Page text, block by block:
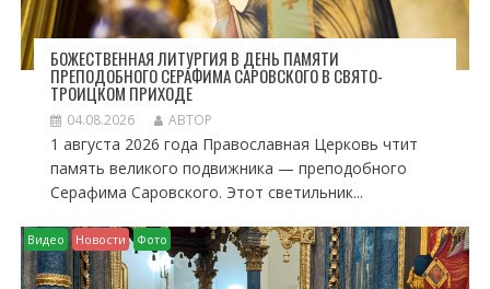
БОЖЕСТВЕННАЯ ЛИТУРГИЯ В ДЕНЬ ПАМЯТИ
ПРЕПОДОБНОГО СЕРАФИМА САРОВСКОГО В СВЯТО-
ТРОИЦКОМ ПРИХОДЕ
04.08.2026 АВТОР
1 августа 2026 года Православная Церковь чтит
память великого подвижника — преподобного
Серафима Саровского. Этот светильник...
Видео Новости Фото